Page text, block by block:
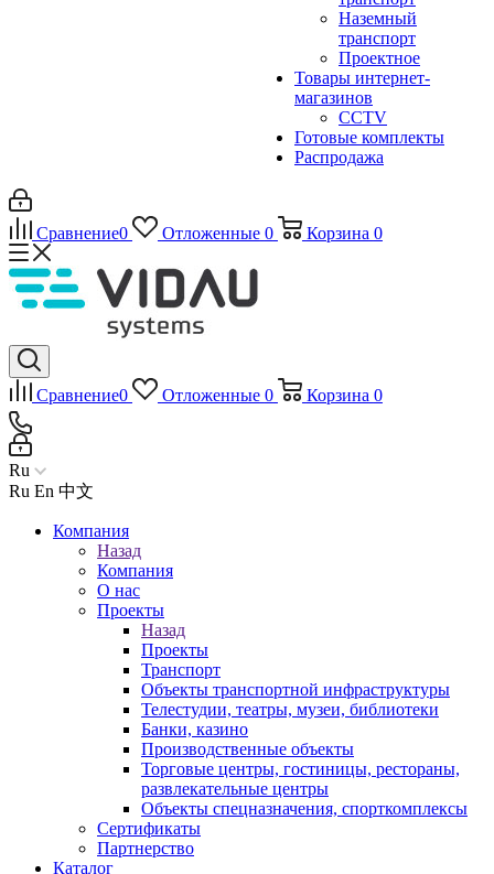
Наземный
транспорт
Проектное
Товары интернет-
магазинов
CCTV
Готовые комплекты
Распродажа
Сравнение0 Отложенные 0 Корзина 0
Сравнение0 Отложенные 0 Корзина 0
Ru
Ru En 中文
Компания
Назад
Компания
О нас
Проекты
Назад
Проекты
Транспорт
Объекты транспортной инфраструктуры
Телестудии, театры, музеи, библиотеки
Банки, казино
Производственные объекты
Торговые центры, гостиницы, рестораны,
развлекательные центры
Объекты спецназначения, спорткомплексы
Сертификаты
Партнерство
Каталог